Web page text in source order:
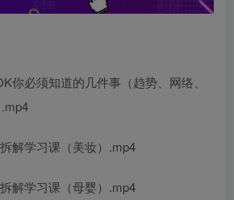
你必须知道的几件事（趋势、网络、
解学习课（美妆）.mp4
解学习课（母婴）.mp4